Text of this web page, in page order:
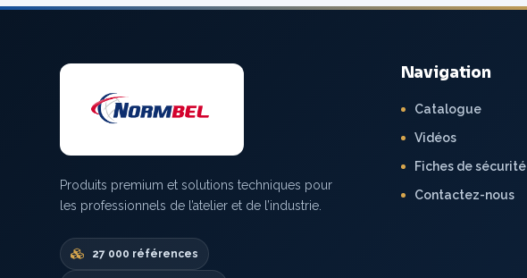
Produits premium et solutions techniques pour
les professionnels de l’atelier et de l’industrie.
27 000 références
Navigation
Catalogue
Vidéos
Fiches de sécurité
Contactez-nous